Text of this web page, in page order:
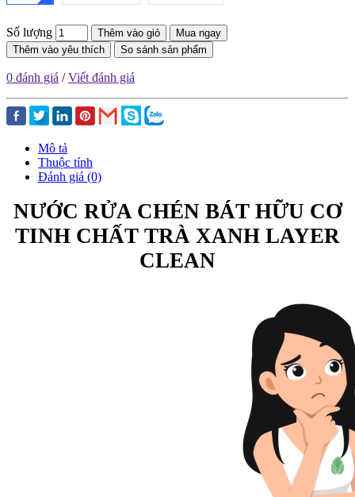
Số lượng Thêm vào giỏ
Mua ngay
Thêm vào yêu thích
So sánh sản phẩm
0 đánh giá /Viết đánh giá
Mô tả
Thuộc tính
Đánh giá (0)
NƯỚC RỬA CHÉN BÁT HỮU CƠ
TINH CHẤT TRÀ XANH LAYER
CLEAN